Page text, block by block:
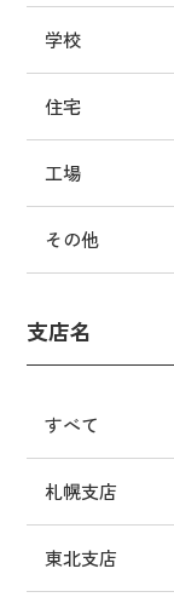
学校
住宅
工場
その他
支店名
すべて
札幌支店
東北支店